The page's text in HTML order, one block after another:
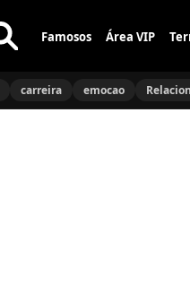
Famosos Área VIP
carreira emocao